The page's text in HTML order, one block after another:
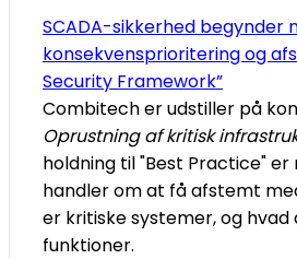
SCADA-sikkerhed begynder
konsekvensprioritering og
Security Framework”
Combitech er udstiller på
Oprustning af kritisk
holdning til "Best Practice"
handler om at få afstemt
er kritiske systemer, og hvad
funktioner.